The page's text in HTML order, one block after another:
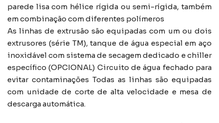
parede lisa com hélice rígida ou semi-rígida, também
em combinação com diferentes polímeros
As linhas de extrusão são equipadas com um ou dois
extrusores (série TM), tanque de água especial em aço
inoxidável com sistema de secagem dedicado e chiller
específico (OPCIONAL) Circuito de água fechado para
evitar contaminações Todas as linhas são equipadas
com unidade de corte de alta velocidade e mesa de
descarga automática.